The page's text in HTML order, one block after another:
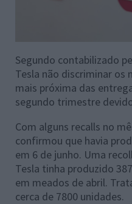
Segundo contabilizado
Tesla não discriminar os
mais próxima das
segundo trimestre
Com alguns recalls no
confirmou que havia
em 6 de junho. Uma
Tesla tinha produzido
em meados de abril.
cerca de 7800 unidades.